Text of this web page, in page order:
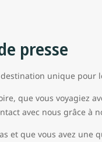
presse
unique pour
que vous voyagiez
avec nous grâce à
et que vous avez une